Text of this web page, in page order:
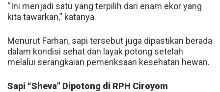
“Ini menjadi satu yang terpilih dari enam ekor yang
kita tawarkan,” katanya.
Menurut Farhan, sapi tersebut juga dipastikan berada
dalam kondisi sehat dan layak potong setelah
melalui serangkaian pemeriksaan kesehatan hewan.
Sapi “Sheva” Dipotong di RPH Ciroyom